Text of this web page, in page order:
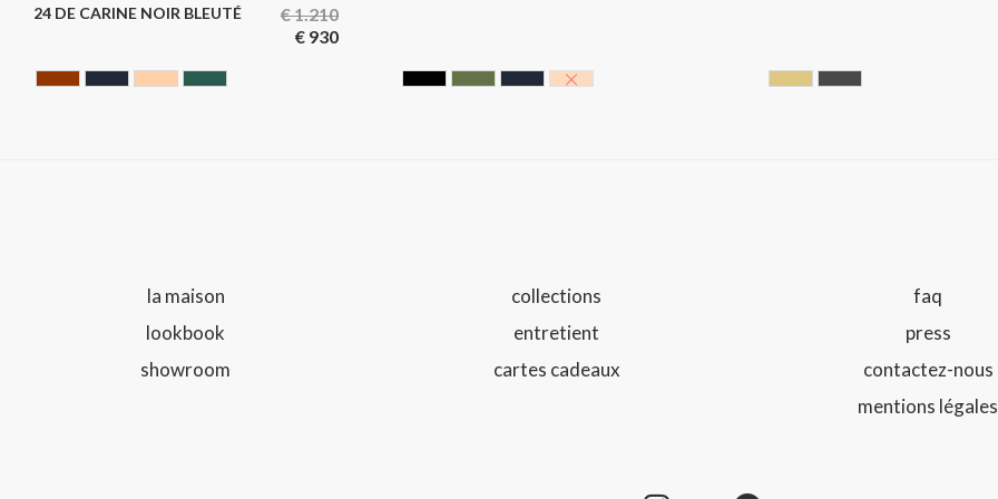
24 DE CARINE NOIR BLEUTÉ €1.210
€930
la maison
lookbook
showroom
collections
entretient
cartes cadeaux
faq
press
contactez-nous
mentions légales